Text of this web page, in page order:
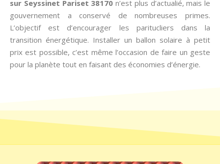
sur Seyssinet Pariset 38170 n’est plus d’actualié, mais le
gouvernement a conservé de nombreuses primes.
L’objectif est d’encourager les paritucliers dans la
transition énergétique. Installer un ballon solaire à petit
prix est possible, c’est même l’occasion de faire un geste
pour la planète tout en faisant des économies d’énergie.